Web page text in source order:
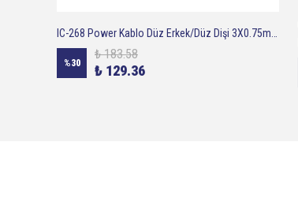
IC-268 Power Kablo Düz Erkek/Düz Dişi 3X0.75mm 1.80cm
%30
₺ 183.58
₺ 129.36